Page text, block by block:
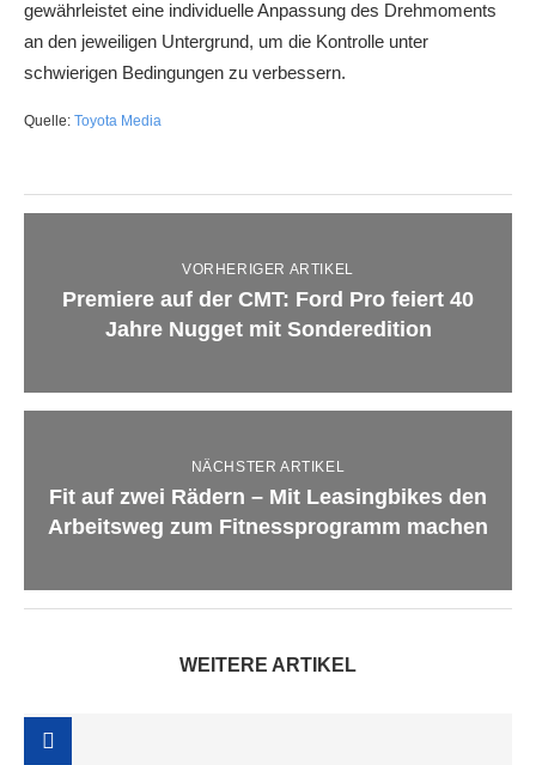
gewährleistet eine individuelle Anpassung des Drehmoments
an den jeweiligen Untergrund, um die Kontrolle unter
schwierigen Bedingungen zu verbessern.
Quelle: Toyota Media
VORHERIGER ARTIKEL
Premiere auf der CMT: Ford Pro feiert 40
Jahre Nugget mit Sonderedition
NÄCHSTER ARTIKEL
Fit auf zwei Rädern – Mit Leasingbikes den
Arbeitsweg zum Fitnessprogramm machen
WEITERE ARTIKEL